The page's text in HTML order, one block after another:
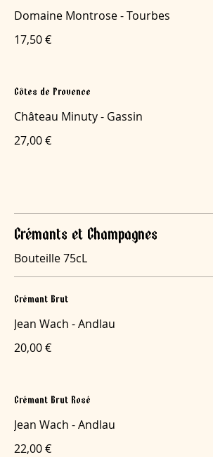
Domaine Montrose - Tourbes
17,50 €
Côtes de Provence
Château Minuty - Gassin
27,00 €
Crémants et Champagnes
Bouteille 75cL
Crémant Brut
Jean Wach - Andlau
20,00 €
Crémant Brut Rosé
Jean Wach - Andlau
22,00 €